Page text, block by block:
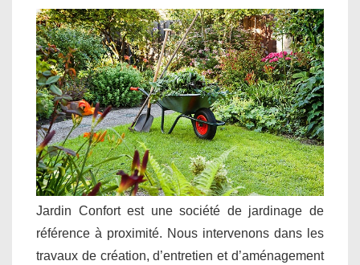
Jardin Confort est une société de jardinage de
référence à proximité. Nous intervenons dans les
travaux de création, d’entretien et d’aménagement